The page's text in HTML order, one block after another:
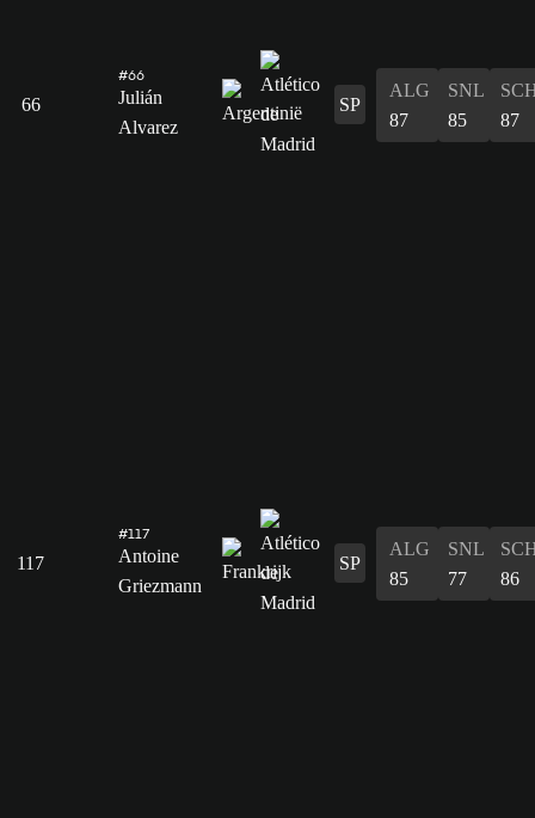
66
#66
Julián
Alvarez
SP
ALG
87
SNL
85
87
117
#117
Antoine
Griezmann
SP
ALG
85
SNL
77
86